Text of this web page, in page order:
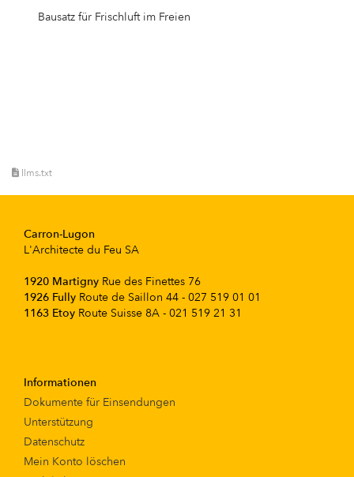
Bausatz für Frischluft im Freien
llms.txt
Carron-Lugon
L'Architecte du Feu SA
1920 Martigny Rue des Finettes 76
1926 Fully Route de Saillon 44 - 027 519 01 01
1163 Etoy Route Suisse 8A - 021 519 21 31
Informationen
Dokumente für Einsendungen
Unterstützung
Datenschutz
Mein Konto löschen